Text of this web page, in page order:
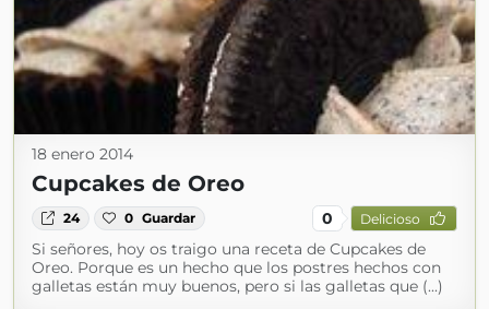
18 enero 2014
Cupcakes de Oreo
24 0 Guardar 0 Delicioso
Si señores, hoy os traigo una receta de Cupcakes de
Oreo. Porque es un hecho que los postres hechos con
galletas están muy buenos, pero si las galletas que (...)